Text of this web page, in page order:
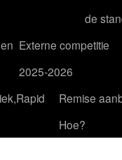
de
Externe competitie
2025-2026
Remise
Hoe?